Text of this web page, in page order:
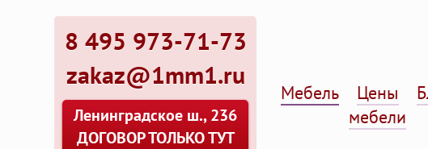
8 495 973-71-73
zakaz@1mm1.ru
Ленинградское ш., 236
ДОГОВОР ТОЛЬКО ТУТ
Мебель
Цены
мебели